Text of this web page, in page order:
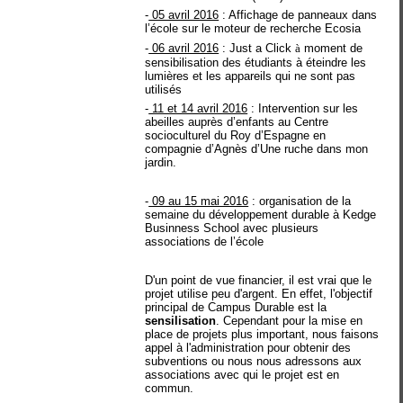
- 05 avril 2016 : Affichage de panneaux dans
l’école sur le moteur de recherche Ecosia
- 06 avril 2016 : Just a Clickà moment de
sensibilisation des étudiants à éteindre les
lumières et les appareils qui ne sont pas
utilisés
- 11 et 14 avril 2016 : Intervention sur les
abeilles auprès d’enfants au Centre
socioculturel du Roy d’Espagne en
compagnie d’Agnès d’Une ruche dans mon
jardin.
- 09 au 15 mai 2016 : organisation de la
semaine du développement durable à Kedge
Businness School avec plusieurs
associations de l’école
D'un point de vue financier, il est vrai que le
projet utilise peu d'argent. En effet, l'objectif
principal de Campus Durable est la
sensilisation. Cependant pour la mise en
place de projets plus important, nous faisons
appel à l'administration pour obtenir des
subventions ou nous nous adressons aux
associations avec qui le projet est en
commun.